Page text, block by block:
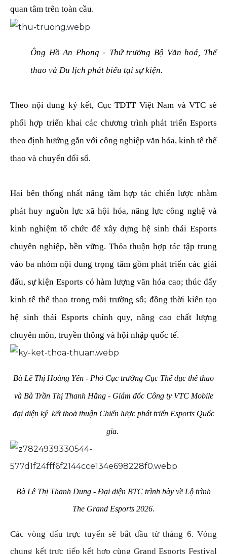
quan tâm trên toàn cầu.
Ông Hồ An Phong - Thứ trưởng Bộ Văn hoá, Thể
thao và Du lịch phát biểu tại sự kiện.
Theo nội dung ký kết, Cục TDTT Việt Nam và VTC sẽ
phối hợp triển khai các chương trình phát triển Esports
theo định hướng gắn với công nghiệp văn hóa, kinh tế thể
thao và chuyển đổi số.
Hai bên thống nhất nâng tầm hợp tác chiến lược nhằm
phát huy nguồn lực xã hội hóa, năng lực công nghệ và
kinh nghiệm tổ chức để xây dựng hệ sinh thái Esports
chuyên nghiệp, bền vững. Thỏa thuận hợp tác tập trung
vào ba nhóm nội dung trọng tâm gồm phát triển các giải
đấu, sự kiện Esports có hàm lượng văn hóa cao; thúc đẩy
kinh tế thể thao trong môi trường số; đồng thời kiến tạo
hệ sinh thái Esports chính quy, nâng cao chất lượng
chuyên môn, truyền thông và hội nhập quốc tế.
Bà Lê Thị Hoàng Yến - Phó Cục trưởng Cục Thể dục thể thao
và Bà Trần Thị Thanh Hằng - Giám đốc Công ty VTC Mobile
đại diện ký kết thoả thuận Chiến lược phát triển Esports Quốc
gia.
Bà Lê Thị Thanh Dung - Đại diện BTC trình bày về Lộ trình
The Grand Esports 2026.
Các vòng đấu trực tuyến sẽ bắt đầu từ tháng 6. Vòng
chung kết trực tiếp kết hợp cùng Grand Esports Festival